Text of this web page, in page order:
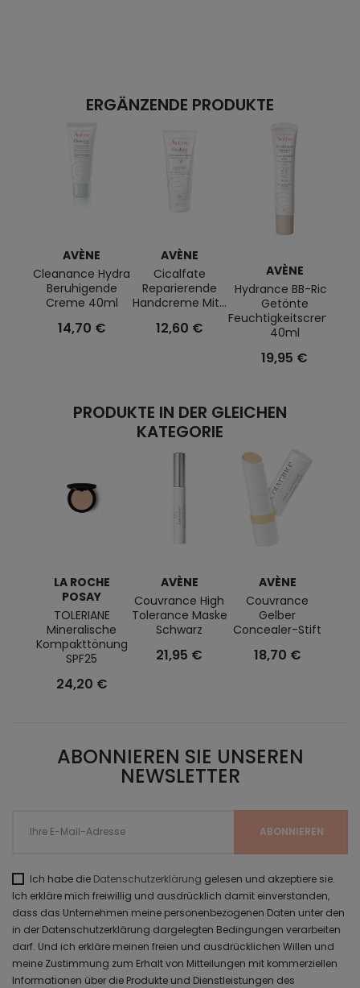
ERGÄNZENDE PRODUKTE
AVÈNE
Cleanance Hydra
Beruhigende
Creme 40ml
14,70 €
AVÈNE
Cicalfate
Reparierende
Handcreme Mit...
12,60 €
AVÈNE
Hydrance BB-Rich
Getönte
Feuchtigkeitscreme
40ml
19,95 €
PRODUKTE IN DER GLEICHEN
KATEGORIE
LA ROCHE
POSAY
TOLERIANE
Mineralische
Kompakttönung
SPF25
24,20 €
AVÈNE
Couvrance High
Tolerance Maske
Schwarz
21,95 €
AVÈNE
Couvrance
Gelber
Concealer-Stift
18,70 €
ABONNIEREN SIE UNSEREN
NEWSLETTER
Ich habe die Datenschutzerklärung gelesen und akzeptiere sie.
Ich erkläre mich freiwillig und ausdrücklich damit einverstanden,
dass das Unternehmen meine personenbezogenen Daten unter den
in der Datenschutzerklärung dargelegten Bedingungen verarbeiten
darf. Und ich erkläre meinen freien und ausdrücklichen Willen und
meine Zustimmung zum Erhalt von Mitteilungen mit kommerziellen
Informationen über die Produkte und Dienstleistungen des